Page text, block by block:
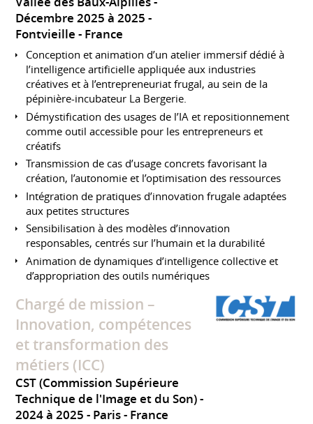
Décembre 2025 à 2025
Fontvieille
France
Conception et animation d’un atelier immersif dédié à
l’intelligence artificielle appliquée aux industries
créatives et à l’entrepreneuriat frugal, au sein de la
pépinière-incubateur La Bergerie.
Démystification des usages de l’IA et repositionnement
comme outil accessible pour les entrepreneurs et
créatifs
Transmission de cas d’usage concrets favorisant la
création, l’autonomie et l’optimisation des ressources
Intégration de pratiques d’innovation frugale adaptées
aux petites structures
Sensibilisation à des modèles d’innovation
responsables, centrés sur l’humain et la durabilité
Animation de dynamiques d’intelligence collective et
d’appropriation des outils numériques
Chargé de mission –
Innovation, compétences
et transformation des
métiers (ICC)
CST (Commission Supérieure
Technique de l'Image et du Son)
2024 à 2025 Paris France